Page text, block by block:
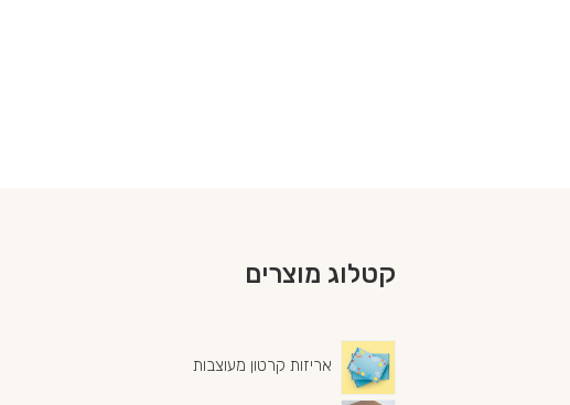
קטלוג מוצרים
אריזות קרטון מעוצבות